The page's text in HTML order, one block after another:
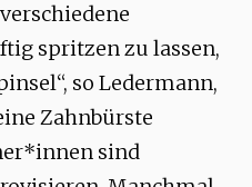
spritzen zu lassen,
so Ledermann,
Zahnbürste
sind